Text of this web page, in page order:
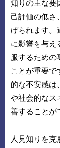
知りの主な要
己評価の低さ
げられます。
に影響を与え
服するための
ことが重要で
的な不安感は
や社会的なス
善することが
人見知りを克